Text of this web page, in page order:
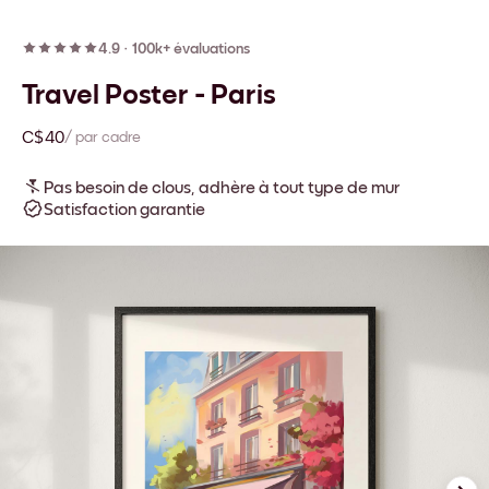
4.9 · 100k+ évaluations
Travel Poster - Paris
C$40/ par cadre
Pas besoin de clous, adhère à tout type de mur
Satisfaction garantie